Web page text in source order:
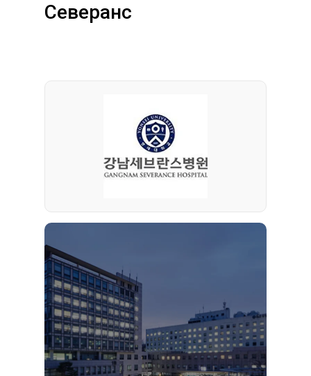
Северанс